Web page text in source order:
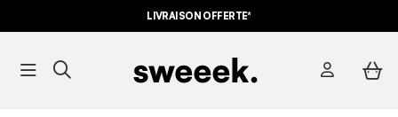
LIVRAISON OFFERTE*